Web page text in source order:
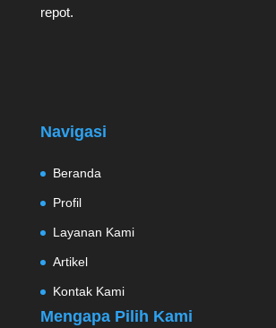
repot.
Navigasi
Beranda
Profil
Layanan Kami
Artikel
Kontak Kami
Mengapa Pilih Kami